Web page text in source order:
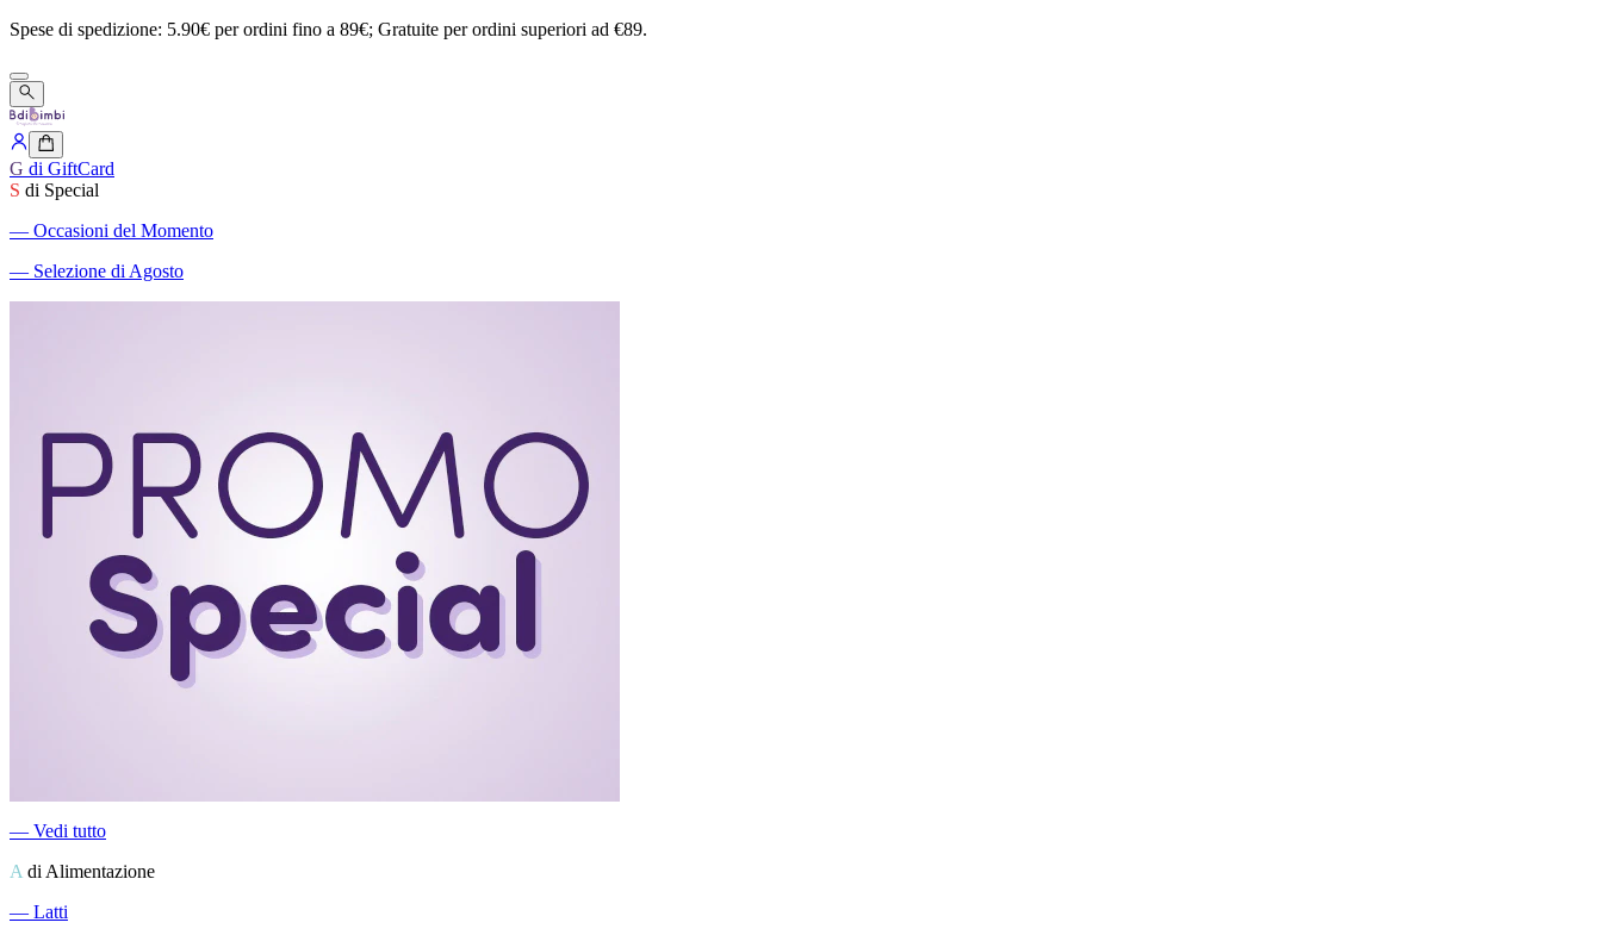
Spese di spedizione: 5.90€ perordini fino a 89€; Gratuite perordini superiori ad €89.
G di GiftCard
S di Special
― Occasioni del Momento
― Selezione di Agosto
― Vedi tutto
A di Alimentazione
― Latti